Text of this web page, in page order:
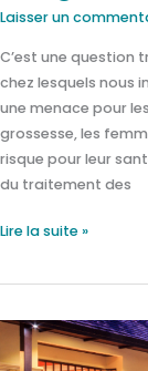
Laisser un
C’est une question
chez lesquels nous
une menace pour
grossesse, les
risque pour leur
du traitement des
Lire la suite »
L’enfer
des